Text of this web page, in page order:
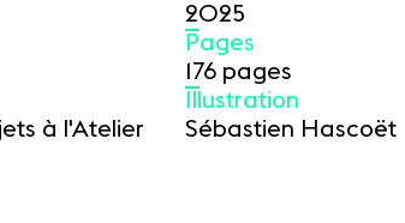
à l'Atelier
2025
Pages
176 pages
Illustration
Sébastien Hascoët